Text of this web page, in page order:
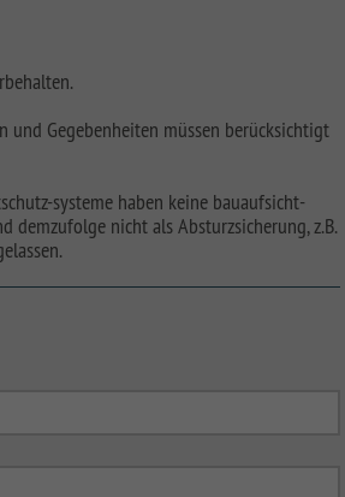
und Gegebenheiten müssen berücksichtigt
systeme haben keine bauaufsicht-
demzufolge nicht als Absturzsicherung, z.B.